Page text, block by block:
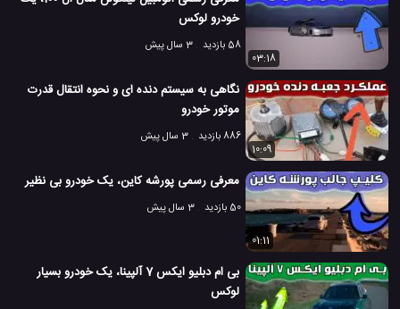
خودرو لوکس
58 بازدید
3 سال پیش
03:18
نگاهی به سیستم دنده ای و نحوه انتقال قدرت
موتور خودرو
886 بازدید
3 سال پیش
10:09
معرفی رسمی پورشه کاین، یک خودرو بی نظیر
50 بازدید 3 سال پیش
01:11
بی ام دبلیو ایکس 7 آلپینا، یک خودرو بسیار
لوکس